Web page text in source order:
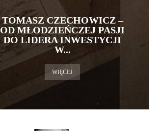
TOMASZ CZECHOWICZ –
OD MŁODZIEŃCZEJ PASJI
DO LIDERA INWESTYCJI
W...
WIĘCEJ